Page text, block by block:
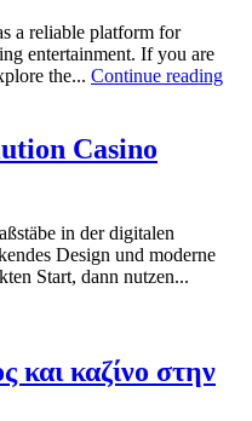
a reliable platform for
entertainment. If you are
the... Continue reading
Casino
in der digitalen
Design und moderne
Start, dann nutzen...
και καζίνο στην